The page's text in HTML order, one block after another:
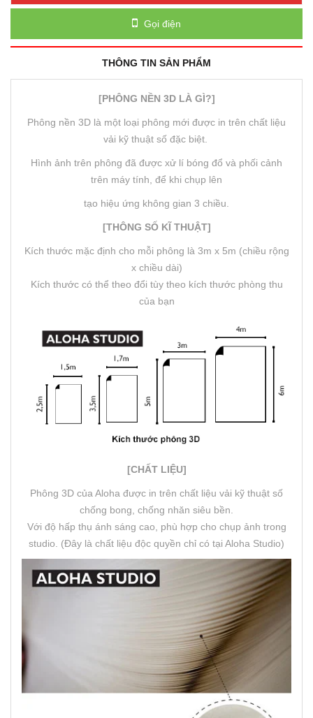
Gọi điện
THÔNG TIN SẢN PHẨM
[PHÔNG NỀN 3D LÀ GÌ?]
Phông nền 3D là một loại phông mới được in trên chất liệu
vải kỹ thuật số đặc biệt.
Hình ảnh trên phông đã được xử lí bóng đổ và phối cảnh
trên máy tính, để khi chụp lên
tạo hiệu ứng không gian 3 chiều.
[THÔNG SỐ KĨ THUẬT]
Kích thước mặc định cho mỗi phông là 3m x 5m (chiều rộng
x chiều dài)
Kích thước có thể theo đổi tùy theo kích thước phòng thu
của bạn
[CHẤT LIỆU]
Phông 3D của Aloha được in trên chất liệu vải kỹ thuật số
chống bong, chống nhăn siêu bền.
Với độ hấp thụ ánh sáng cao, phù hợp cho chụp ảnh trong
studio. (Đây là chất liệu độc quyền chỉ có tại Aloha Studio)